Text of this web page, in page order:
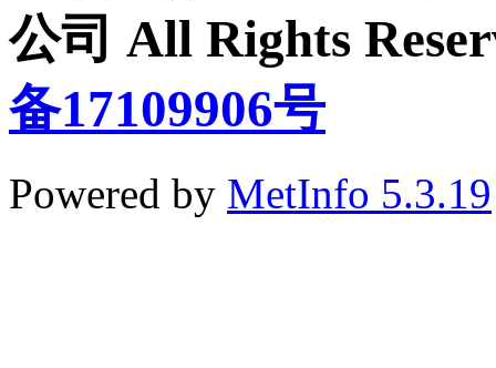
公司 All Rights
备17109906号
Powered by MetInfo 5.3.19